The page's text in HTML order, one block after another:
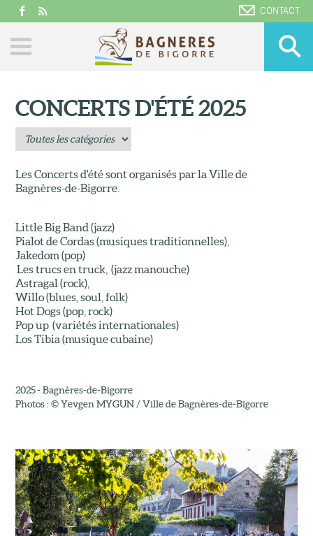
CONTACT
CONCERTS D'ÉTÉ 2025
Les Concerts d'été sont organisés par la Ville de
Bagnères-de-Bigorre.
Little Big Band (jazz)
Pialot de Cordas (musiques traditionnelles),
Jakedom (pop)
Les trucs en truck, (jazz manouche)
Astragal (rock),
Willo (blues, soul, folk)
Hot Dogs (pop, rock)
Pop up (variétés internationales)
Los Tibia (musique cubaine)
2025 - Bagnères-de-Bigorre
Photos : © Yevgen MYGUN / Ville de Bagnères-de-Bigorre